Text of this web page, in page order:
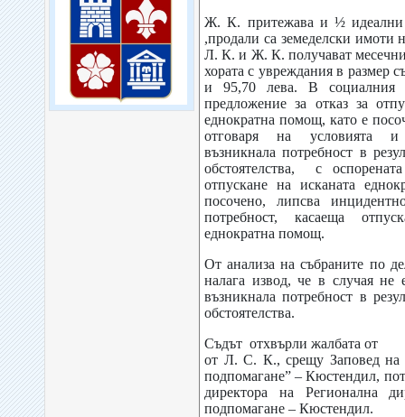
Ж. К. притежава и ½ идеални
,продали са земеделски имоти
Л. К. и Ж. К. получават
хората с увреждания в размер
и 95,70 лева. В социалния
предложение за отказ за
еднократна помощ, като е
отговаря на условията
възникнала потребност в
обстоятелства, с
отпускане на исканата
посочено, липсва
потребност, касаеща
еднократна помощ.
От анализа на събраните по
налага извод, че в случая не
възникнала потребност в
обстоятелства.
Съдът отхвърли жалбата от
от Л. С. К., срещу Заповед на
подпомагане” – Кюстендил,
директора на Регионална
подпомагане – Кюстендил.